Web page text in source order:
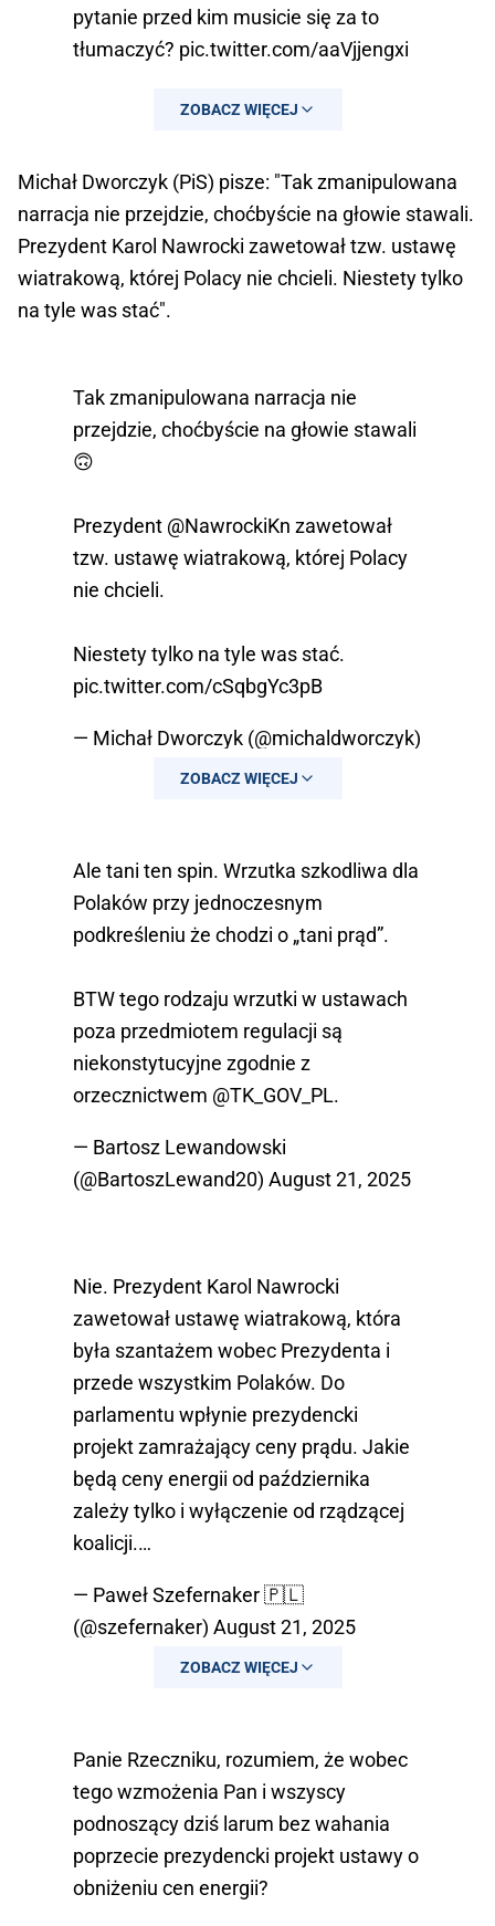
pytanie przed kim musicie się za to
tłumaczyć? pic.twitter.com/aaVjjengxi
— Olga Semeniuk-Patkowska 🇵🇱
ZOBACZ WIĘCEJ
Michał Dworczyk (PiS) pisze: "Tak zmanipulowana
narracja nie przejdzie, choćbyście na głowie stawali.
Prezydent Karol Nawrocki zawetował tzw. ustawę
wiatrakową, której Polacy nie chcieli. Niestety tylko
na tyle was stać".
Tak zmanipulowana narracja nie
przejdzie, choćbyście na głowie stawali
🙃
Prezydent @NawrockiKn zawetował
tzw. ustawę wiatrakową, której Polacy
nie chcieli.
Niestety tylko na tyle was stać.
pic.twitter.com/cSqbgYc3pB
— Michał Dworczyk (@michaldworczyk)
August 21, 2025ZOBACZ WIĘCEJ
Ale tani ten spin. Wrzutka szkodliwa dla
Polaków przy jednoczesnym
podkreśleniu że chodzi o „tani prąd”.
BTW tego rodzaju wrzutki w ustawach
poza przedmiotem regulacji są
niekonstytucyjne zgodnie z
orzecznictwem @TK_GOV_PL.
— Bartosz Lewandowski
(@BartoszLewand20) August 21, 2025
Nie. Prezydent Karol Nawrocki
zawetował ustawę wiatrakową, która
była szantażem wobec Prezydenta i
przede wszystkim Polaków. Do
parlamentu wpłynie prezydencki
projekt zamrażający ceny prądu. Jakie
będą ceny energii od października
zależy tylko i wyłączenie od rządzącej
koalicji.…
— Paweł Szefernaker 🇵🇱
(@szefernaker) August 21, 2025
ZOBACZ WIĘCEJ
Panie Rzeczniku, rozumiem, że wobec
tego wzmożenia Pan i wszyscy
podnoszący dziś larum bez wahania
poprzecie prezydencki projekt ustawy o
obniżeniu cen energii?